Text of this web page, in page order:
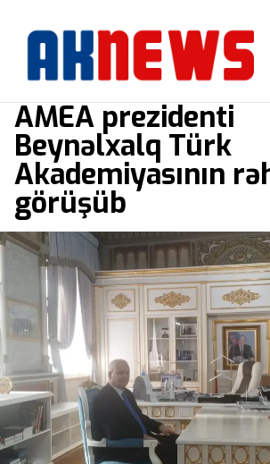
AMEA prezidenti
Beynəlxalq Türk
Akademiyasının
görüşüb